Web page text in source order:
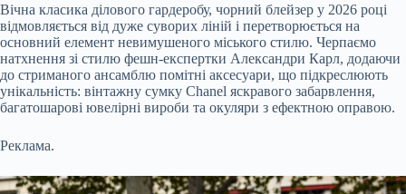
Вічна класика ділового гардеробу, чорний блейзер у 2026 році
відмовляється від дуже суворих ліній і перетворюється на
основний елемент невимушеного міського стилю. Черпаємо
натхнення зі стилю фешн-експертки Александри Карл, додаючи
до стриманого ансамблю помітні аксесуари, що підкреслюють
унікальність: вінтажну сумку Chanel яскравого забарвлення,
багатошарові ювелірні вироби та окуляри з ефектною оправою.
Реклама.